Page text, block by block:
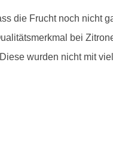
die Frucht noch nicht
bei
wurden nicht mit